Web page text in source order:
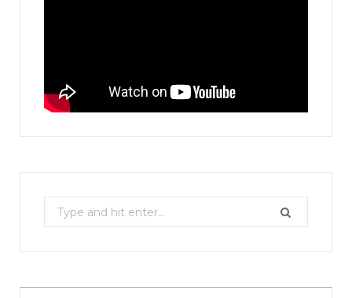
e
c